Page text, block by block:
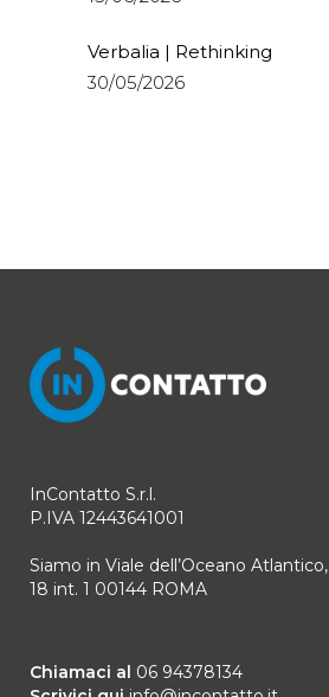
Verbalia | Rethinking
30/05/2026
InContatto S.r.l.
P.IVA 12443641001
Siamo in Viale dell’Oceano Atlantico,
18 int. 1 00144 ROMA
Chiamaci al 06 94378134